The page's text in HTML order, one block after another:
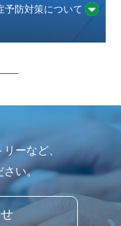
予防対策について
ーなど、
さい。